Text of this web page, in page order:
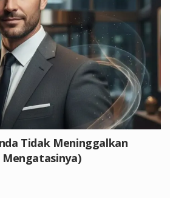
Tidak Meninggalkan
Mengatasinya)